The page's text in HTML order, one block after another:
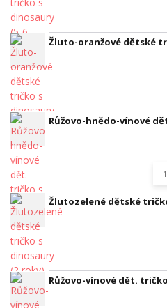
Žluto-oranžové dětské
Růžovo-hnědo-vínové
Žlutozelené dětské
Růžovo-vínové dět.